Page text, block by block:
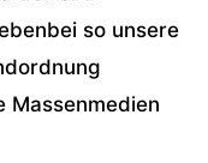
so unsere
Massenmedien